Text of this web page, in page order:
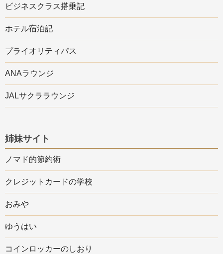
ビジネスクラス搭乗記
ホテル宿泊記
プライオリティパス
ANAラウンジ
JALサクララウンジ
姉妹サイト
ノマド的節約術
クレジットカードの学校
おみや
ゆうはい
コインロッカーのしおり